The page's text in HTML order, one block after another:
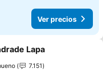
Ver precios
a favoritos
Lapa
7.151